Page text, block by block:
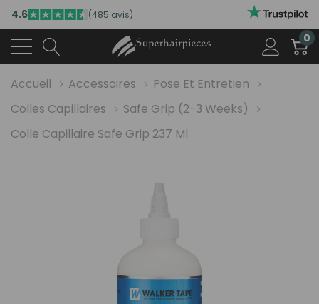
4.6 (485 avis)
0
Accueil Accessoires
Pose Et Entretien
Colles Capillaires
Safe Grip (2-3 Weeks)
Colle Capillaire Safe Grip 237 Ml